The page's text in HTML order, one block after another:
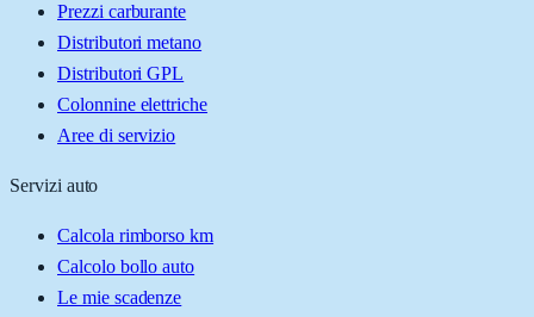
Prezzi carburante
Distributori metano
Distributori GPL
Colonnine elettriche
Aree di servizio
Servizi auto
Calcola rimborso km
Calcolo bollo auto
Le mie scadenze